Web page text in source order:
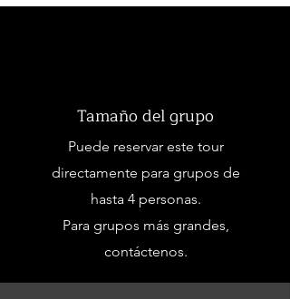
Tamaño del grupo
Puede reservar este tour
directamente para grupos de
hasta 4 personas.
Para grupos más grandes,
contáctenos.